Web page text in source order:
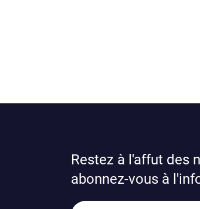
Restez à l'affut des
abonnez-vous à